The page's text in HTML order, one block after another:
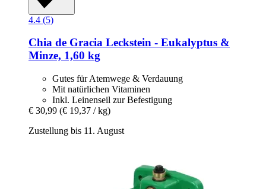
4.4 (5)
Chia de Gracia Leckstein -​ Eukalyptus &
Minze, 1,60 kg
Gutes für Atemwege & Verdauung
Mit natürlichen Vitaminen
Inkl. Leinenseil zur Befestigung
€ 30,99 (€ 19,37 / kg)
Zustellung bis 11. August